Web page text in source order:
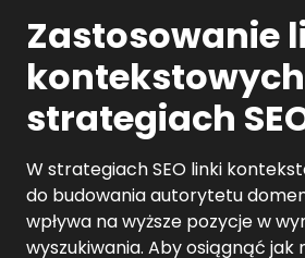
Zastosowanie
strategiach
W strategiach SEO linki
do budowania autorytetu
wpływa na wyższe pozycje w
wyszukiwania. Aby osiągnąć jak